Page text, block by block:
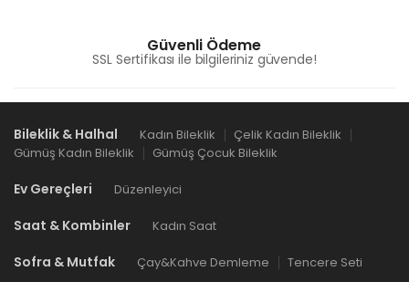
Güvenli Ödeme
SSL Sertifikası ile bilgileriniz güvende!
Bileklik & Halhal Kadın Bileklik
Çelik Kadın Bileklik
Gümüş Kadın Bileklik
Gümüş Çocuk Bileklik
Ev Gereçleri Düzenleyici
Saat & Kombinler Kadın Saat
Sofra & Mutfak Çay&Kahve Demleme Tencere Seti